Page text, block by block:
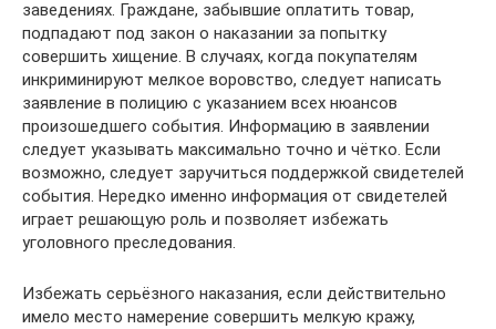
заведениях. Граждане, забывшие оплатить товар,
подпадают под закон о наказании за попытку
совершить хищение. В случаях, когда покупателям
инкриминируют мелкое воровство, следует написать
заявление в полицию с указанием всех нюансов
произошедшего события. Информацию в заявлении
следует указывать максимально точно и чётко. Если
возможно, следует заручиться поддержкой свидетелей
события. Нередко именно информация от свидетелей
играет решающую роль и позволяет избежать
уголовного преследования.
Избежать серьёзного наказания, если действительно
имело место намерение совершить мелкую кражу,